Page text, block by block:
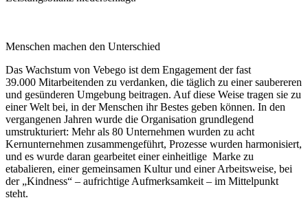
Menschen machen den Unterschied
Das Wachstum von Vebego ist dem Engagement der fast
39.000 Mitarbeitenden zu verdanken, die täglich zu einer saubereren
und gesünderen Umgebung beitragen. Auf diese Weise tragen sie zu
einer Welt bei, in der Menschen ihr Bestes geben können. In den
vergangenen Jahren wurde die Organisation grundlegend
umstrukturiert: Mehr als 80 Unternehmen wurden zu acht
Kernunternehmen zusammengeführt, Prozesse wurden harmonisiert,
und es wurde daran gearbeitet einer einheitlige Marke zu
etabalieren, einer gemeinsamen Kultur und einer Arbeitsweise, bei
der „Kindness“ – aufrichtige Aufmerksamkeit – im Mittelpunkt
steht.